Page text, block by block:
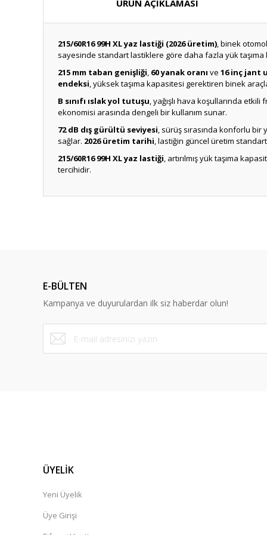
ÜRÜN AÇIKLAMASI
215/60R16 99H XL yaz lastiği (2026 üretim), binek
sayesinde standart lastiklere göre daha fazla yük
215 mm taban genişliği, 60 yanak oranı ve 16 inç jant
endeksi, yüksek taşıma kapasitesi gerektiren binek
B sınıfı ıslak yol tutuşu, yağışlı hava koşullarında
ekonomisi arasında dengeli bir kullanım sunar.
72 dB dış gürültü seviyesi, sürüş sırasında konforlu bir
sağlar. 2026 üretim tarihi, lastiğin güncel üretim
215/60R16 99H XL yaz lastiği, artırılmış yük taşıma
tercihidir.
E-BÜLTEN
Kampanya ve duyurulardan ilk siz haberdar olun!
ÜYELİK
Yeni Üyelik
Üye Girişi